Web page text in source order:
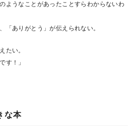
ようなことがあったことすらわからないわ
「ありがとう」が伝えられない。
たい。
す！」
な本